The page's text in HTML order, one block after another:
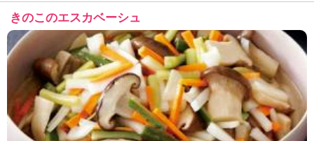
きのこのエスカベーシュ